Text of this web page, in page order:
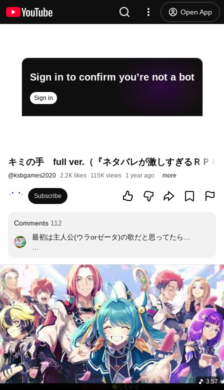
Open App
Sign in to confirm you’re not a bot
Sign in
キミの手 full ver.（『ネタバレが激しすぎるＲＰ
@ksbgames2020 2.2K likes 115K views 1 year ago more
Subscribe
Comments 112
最初は主人公(ウラorゼータ)の歌だと思ってたら…
タイトル絵の通り手を伸ばしているのはゼータ、つまり
キミの手はゼータの手の事であり、この歌は…　😭😭😭
3:57